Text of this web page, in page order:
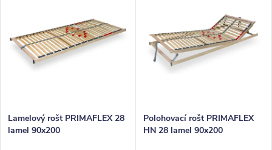
Lamelový rošt PRIMAFLEX 28
lamel 90x200
Polohovací rošt PRIMAFLEX
HN 28 lamel 90x200